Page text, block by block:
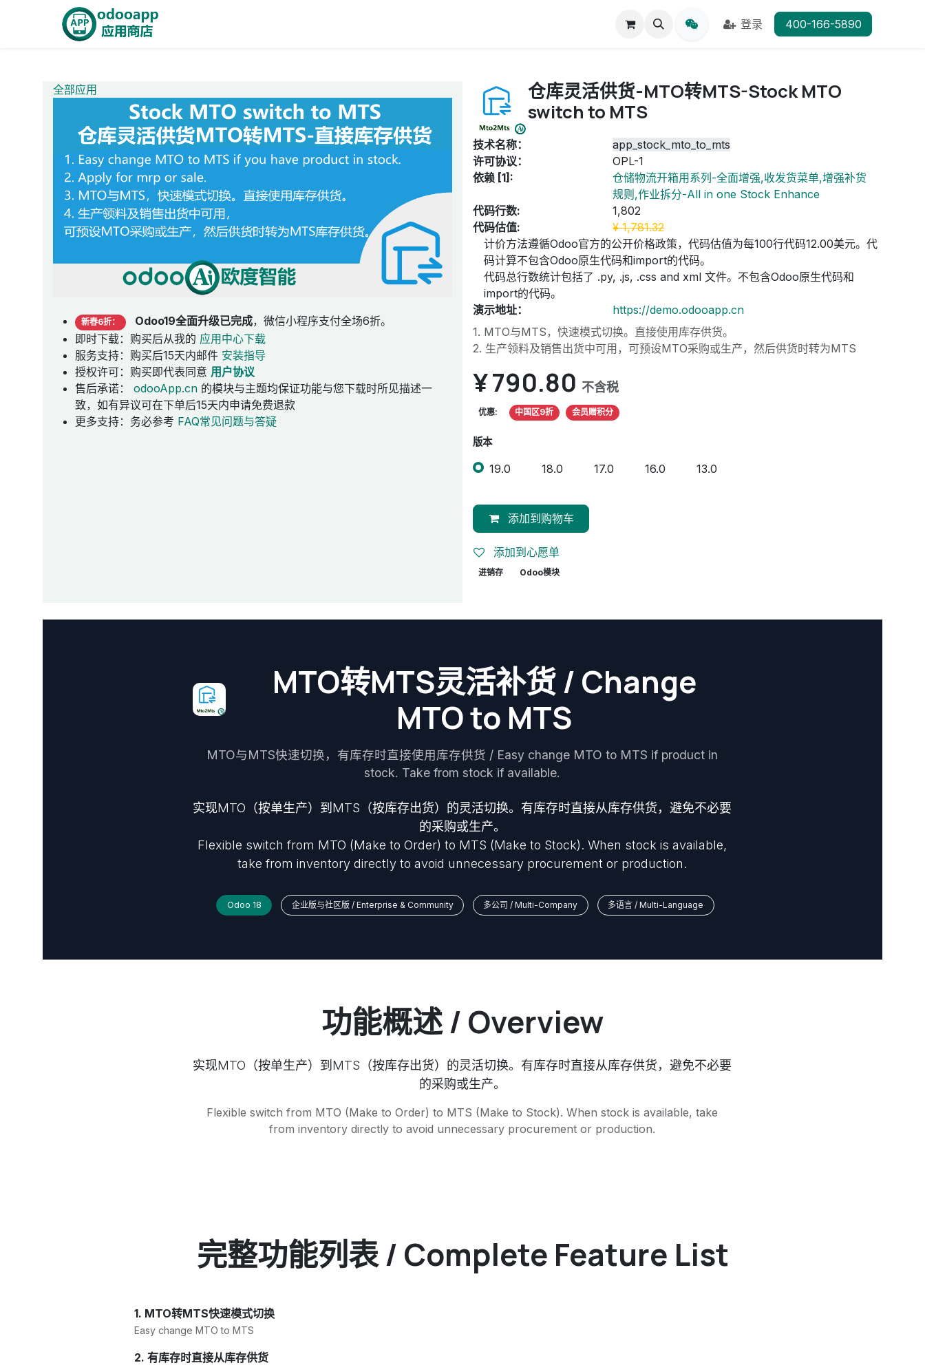
登录 400-166-5890
全部应用
新春6折： Odoo19全面升级已完成，微信小程序支付全场6折。
即时下载：购买后从我的 应用中心下载
服务支持：购买后15天内邮件 安装指导
授权许可：购买即代表同意 用户协议
售后承诺： odooApp.cn 的模块与主题均保证功能与您下载时所见描述一
致，如有异议可在下单后15天内申请免费退款
更多支持：务必参考 FAQ常见问题与答疑
仓库灵活供货-MTO转MTS-Stock MTO
switch to MTS
技术名称：
app_stock_mto_to_mts
许可协议：
OPL-1
依赖 [1]:
仓储物流开箱用系列-全面增强,收发货菜单,增强补货
规则,作业拆分-All in one Stock Enhance
代码行数:
1,802
代码估值:
¥1,781.32
计价方法遵循Odoo官方的公开价格政策，代码估值为每100行代码12.00美元。代
码计算不包含Odoo原生代码和import的代码。
代码总行数统计包括了 .py, .js, .css and xml 文件。不包含Odoo原生代码和
import的代码。
演示地址：
https://demo.odooapp.cn
1. MTO与MTS，快速模式切换。直接使用库存供货。
2. 生产领料及销售出货中可用，可预设MTO采购或生产，然后供货时转为MTS
¥790.80 不含税
优惠: 中国区9折 会员赠积分
版本
19.0 18.0 17.0 16.0 13.0
添加到购物车
添加到心愿单
进销存 Odoo模块
MTO转MTS灵活补货 / Change
MTO to MTS
MTO与MTS快速切换，有库存时直接使用库存供货 / Easy change MTO to MTS if product in
stock. Take from stock if available.
实现MTO（按单生产）到MTS（按库存出货）的灵活切换。有库存时直接从库存供货，避免不必要
的采购或生产。
Flexible switch from MTO (Make to Order) to MTS (Make to Stock). When stock is available,
take from inventory directly to avoid unnecessary procurement or production.
Odoo 18 企业版与社区版 / Enterprise & Community 多公司 / Multi-Company 多语言 / Multi-Language
功能概述 / Overview
实现MTO（按单生产）到MTS（按库存出货）的灵活切换。有库存时直接从库存供货，避免不必要
的采购或生产。
Flexible switch from MTO (Make to Order) to MTS (Make to Stock). When stock is available, take
from inventory directly to avoid unnecessary procurement or production.
完整功能列表 / Complete Feature List
1. MTO转MTS快速模式切换
Easy change MTO to MTS
2. 有库存时直接从库存供货